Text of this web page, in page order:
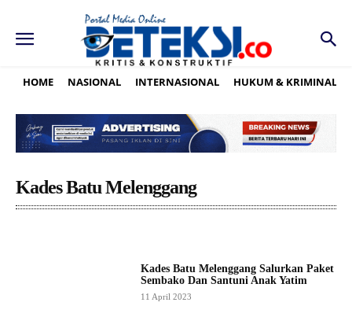
HOME NASIONAL INTERNASIONAL HUKUM & KRIMINAL
Kades Batu Melenggang
Kades Batu Melenggang Salurkan Paket
Sembako Dan Santuni Anak Yatim
11 April 2023